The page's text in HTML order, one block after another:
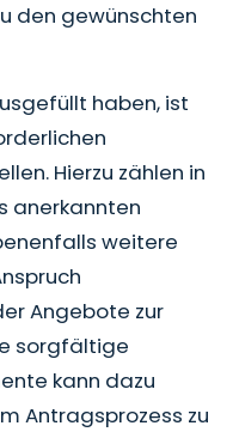
den gewünschten
haben, ist
Hierzu zählen in
anerkannten
weitere
Angebote zur
sorgfältige
kann dazu
Antragsprozess zu